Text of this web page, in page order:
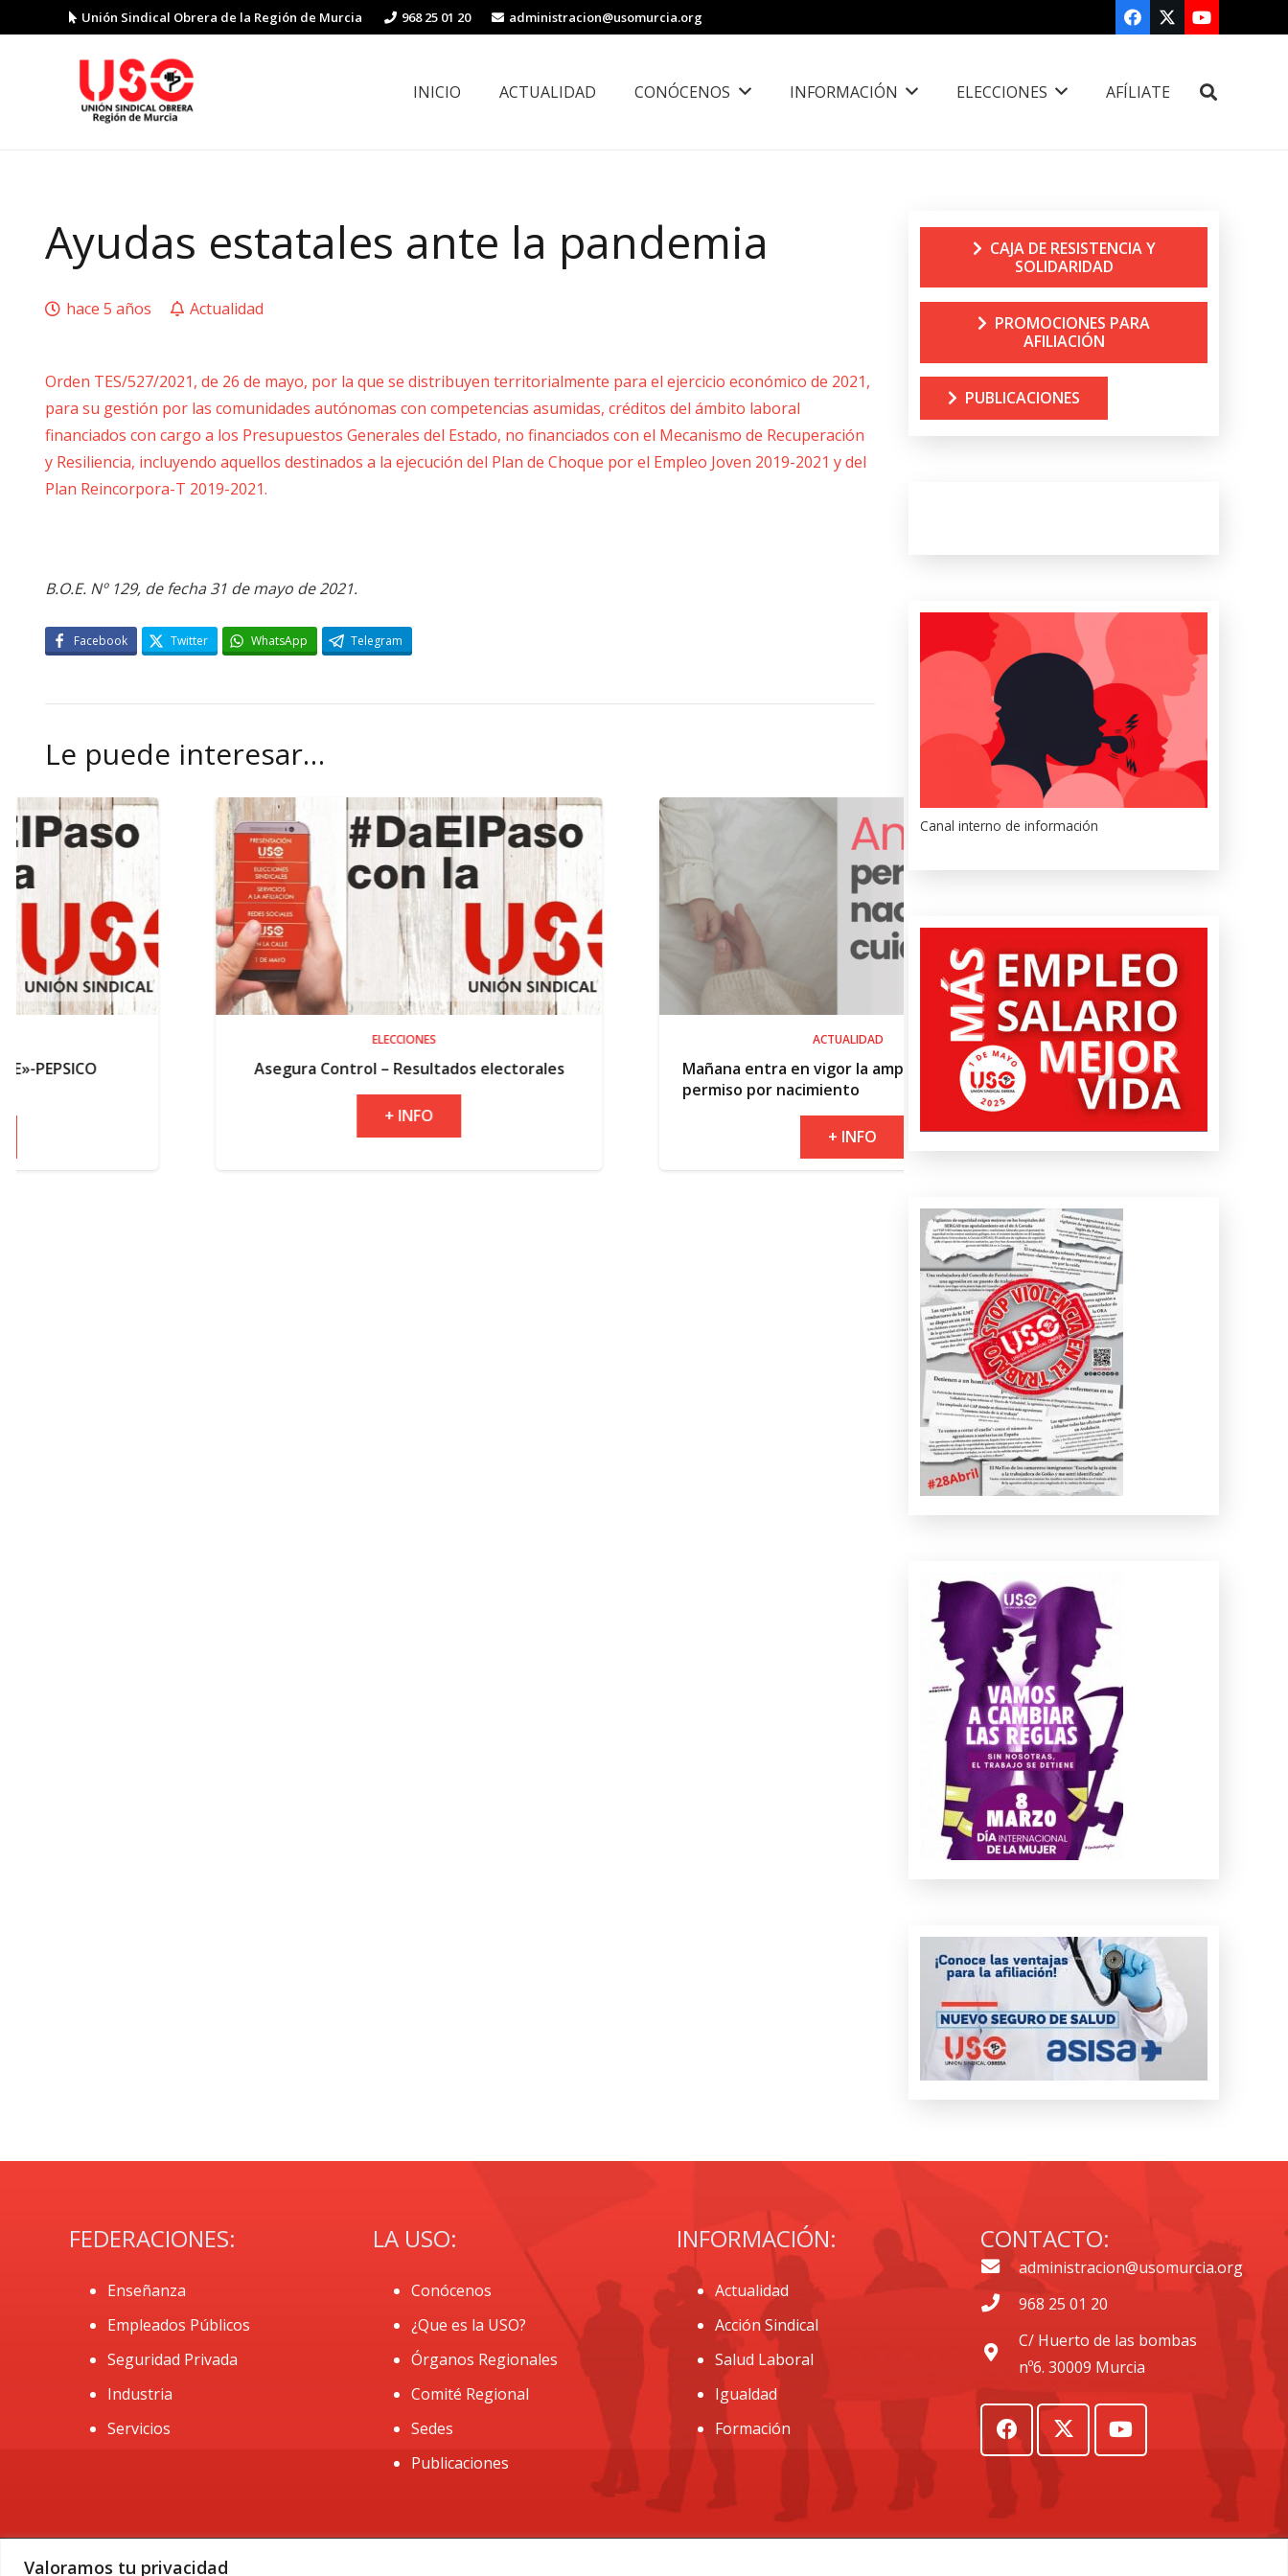
Valoramos tu privacidad
Unión Sindical Obrera de la Región de Murcia 968 25 01 20 administracion@usomurcia.org
INICIO ACTUALIDAD CONÓCENOS INFORMACIÓN ELECCIONES AFÍLIATE
Ayudas estatales ante la pandemia
hace 5 años Actualidad
Orden TES/527/2021, de 26 de mayo, por la que se distribuyen territorialmente para el ejercicio económico de 2021,
para su gestión por las comunidades autónomas con competencias asumidas, créditos del ámbito laboral
financiados con cargo a los Presupuestos Generales del Estado, no financiados con el Mecanismo de Recuperación
y Resiliencia, incluyendo aquellos destinados a la ejecución del Plan de Choque por el Empleo Joven 2019-2021 y del
Plan Reincorpora-T 2019-2021.
B.O.E. Nº 129, de fecha 31 de mayo de 2021.
Facebook Twitter WhatsApp Telegram
Le puede interesar…
Asegura Control – Resultados electorales
Mañana entra en vigor la ampliación del
permiso por nacimiento
SALUD LABORAL
Procedimiento práctico ante alerta
roja por calor
+ INFO
CAJA DE RESISTENCIA Y
SOLIDARIDAD
PROMOCIONES PARA
AFILIACIÓN
PUBLICACIONES
Canal interno de información
FEDERACIONES:
Enseñanza
Empleados Públicos
Seguridad Privada
Industria
Servicios
LA USO:
Conócenos
¿Que es la USO?
Órganos Regionales
Comité Regional
Sedes
Publicaciones
INFORMACIÓN:
Actualidad
Acción Sindical
Salud Laboral
Igualdad
Formación
CONTACTO:
administracion@usomurcia.org
968 25 01 20
C/ Huerto de las bombas
nº6. 30009 Murcia